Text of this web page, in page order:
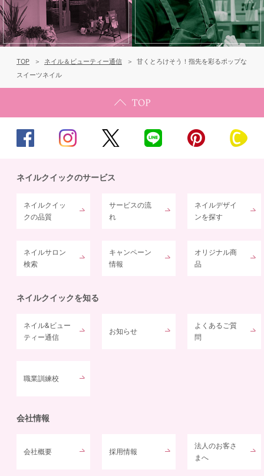
TOP ネイル＆ビューティー通信
甘くとろけそう！指先を彩るポップな
スイーツネイル
ネイルクイックのサービス
ネイルクイッ
クの品質
サービスの流
れ
ネイルデザイ
ンを探す
ネイルサロン
検索
キャンペーン
情報
オリジナル商
品
ネイルクイックを知る
ネイル&ビュー
ティー通信
お知らせ
よくあるご質
問
職業訓練校
会社情報
会社概要 採用情報
法人のお客さ
まへ